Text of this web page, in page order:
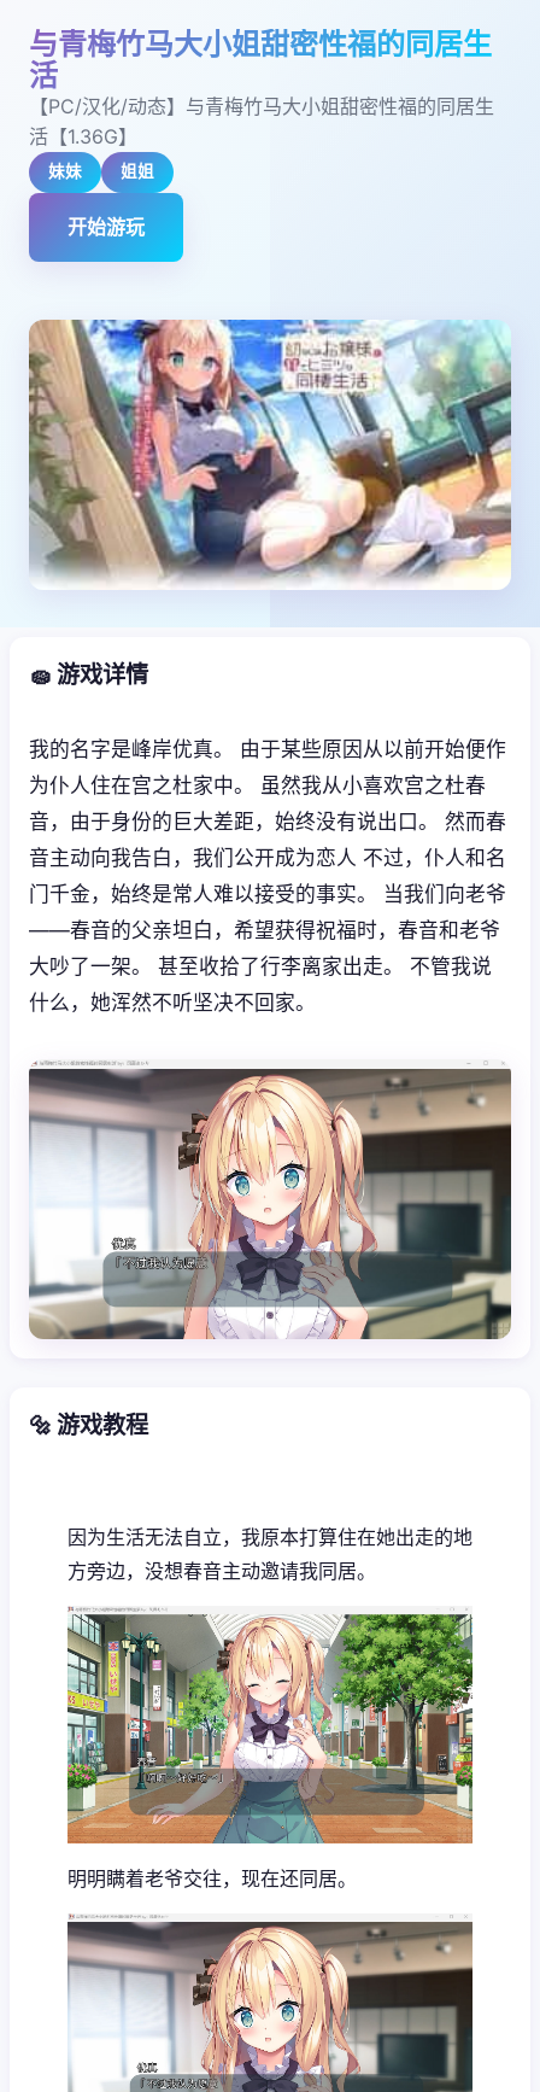
与青梅竹马大小姐甜密性福的同居生
活
【PC/汉化/动态】与青梅竹马大小姐甜密性福的同居生
活【1.36G】
妹妹 姐姐
开始游玩
🧽 游戏详情
我的名字是峰岸优真。 由于某些原因从以前开始便作
为仆人住在宫之杜家中。 虽然我从小喜欢宫之杜春
音，由于身份的巨大差距，始终没有说出口。 然而春
音主动向我告白，我们公开成为恋人 不过，仆人和名
门千金，始终是常人难以接受的事实。 当我们向老爷
——春音的父亲坦白，希望获得祝福时，春音和老爷
大吵了一架。 甚至收拾了行李离家出走。 不管我说
什么，她浑然不听坚决不回家。
🔩 游戏教程
因为生活无法自立，我原本打算住在她出走的地
方旁边，没想春音主动邀请我同居。
明明瞒着老爷交往，现在还同居。